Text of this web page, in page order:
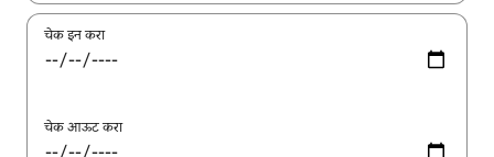
चेक इन करा
चेक आऊट करा